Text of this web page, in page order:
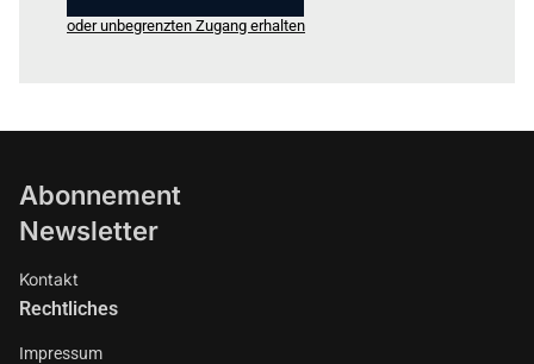
oder unbegrenzten Zugang erhalten
Abonnement
Newsletter
Kontakt
Rechtliches
Impressum